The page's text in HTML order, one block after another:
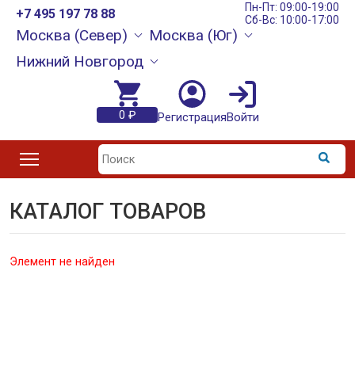
+7 495 197 78 88
Пн-Пт: 09:00-19:00
Сб-Вс: 10:00-17:00
Москва (Север)
Москва (Юг)
Нижний Новгород
0 ₽ РегистрацияВойти
КАТАЛОГ ТОВАРОВ
Элемент не найден